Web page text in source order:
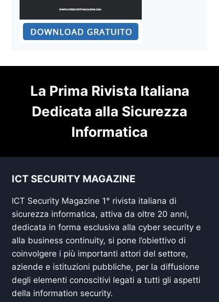
La Prima Rivista Italiana
Dedicata alla Sicurezza
Informatica
ICT SECURITY MAGAZINE
ICT Security Magazine 1° rivista italiana di
sicurezza informatica, attiva da oltre 20 anni,
dedicata in forma esclusiva alla cyber security e
alla business continuity, si pone l’obiettivo di
coinvolgere i più importanti attori del settore,
aziende e istituzioni pubbliche, per la diffusione
degli elementi conoscitivi legati a tutti gli aspetti
della information security.